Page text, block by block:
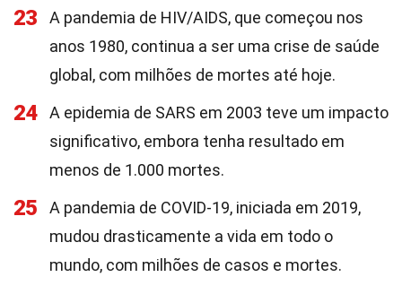
23
A pandemia de HIV/AIDS, que começou nos
anos 1980, continua a ser uma crise de saúde
global, com milhões de mortes até hoje.
24
A epidemia de SARS em 2003 teve um impacto
significativo, embora tenha resultado em
menos de 1.000 mortes.
25
A pandemia de COVID-19, iniciada em 2019,
mudou drasticamente a vida em todo o
mundo, com milhões de casos e mortes.